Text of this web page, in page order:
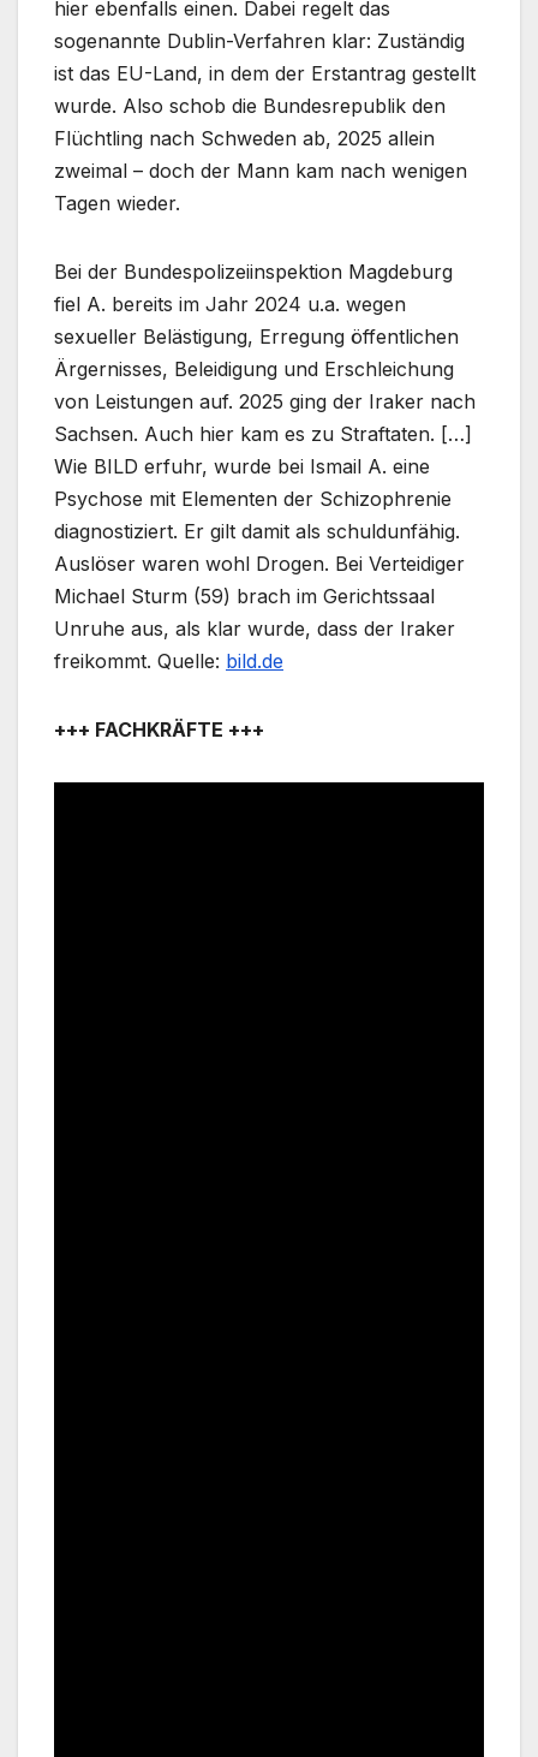
hier ebenfalls einen. Dabei regelt das
sogenannte Dublin-Verfahren klar: Zuständig
ist das EU-Land, in dem der Erstantrag gestellt
wurde. Also schob die Bundesrepublik den
Flüchtling nach Schweden ab, 2025 allein
zweimal – doch der Mann kam nach wenigen
Tagen wieder.
Bei der Bundespolizeiinspektion Magdeburg
fiel A. bereits im Jahr 2024 u.a. wegen
sexueller Belästigung, Erregung öffentlichen
Ärgernisses, Beleidigung und Erschleichung
von Leistungen auf. 2025 ging der Iraker nach
Sachsen. Auch hier kam es zu Straftaten. […]
Wie BILD erfuhr, wurde bei Ismail A. eine
Psychose mit Elementen der Schizophrenie
diagnostiziert. Er gilt damit als schuldunfähig.
Auslöser waren wohl Drogen. Bei Verteidiger
Michael Sturm (59) brach im Gerichtssaal
Unruhe aus, als klar wurde, dass der Iraker
freikommt. Quelle: bild.de
+++ FACHKRÄFTE +++